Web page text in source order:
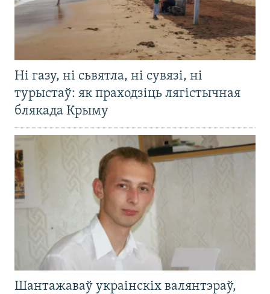
Ні газу, ні сьвятла, ні сувязі, ні
турыстаў: як праходзіць лягістычная
блякада Крыму
Шантажаваў украінскіх валянтэраў,